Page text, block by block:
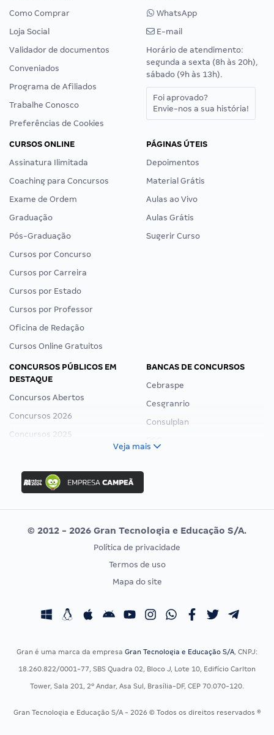
Como Comprar
Loja Social
Validador de documentos
Conveniados
Programa de Afiliados
Trabalhe Conosco
Preferências de Cookies
WhatsApp
E-mail
Horário de atendimento:
segunda a sexta (8h às 20h),
sábado (9h às 13h).
Foi aprovado?
Envie-nos a sua história!
CURSOS ONLINE
Assinatura Ilimitada
Coaching para Concursos
Exame de Ordem
Graduação
Pós-Graduação
Cursos por Concurso
Cursos por Carreira
Cursos por Estado
Cursos por Professor
Oficina de Redação
Cursos Online Gratuitos
PÁGINAS ÚTEIS
Depoimentos
Material Grátis
Aulas ao Vivo
Aulas Grátis
Sugerir Curso
CONCURSOS PÚBLICOS EM
DESTAQUE
Concursos Abertos
Concursos 2026
Concursos 2025
Concurso Ibama
Concurso MPU
Editais publicados
BANCAS DE CONCURSOS
Cebraspe
Cesgranrio
Consulplan
Vunesp
CONCURSOS POR PROFISSÃO
Concursos Fiscais
Residência Multiprofissional
EXAME DE ORDEM
Calendário OAB
Veja mais
© 2012 - 2026 Gran Tecnologia e Educação S/A.
Política de privacidade
Termos de uso
Mapa do site
Gran é uma marca da empresa Gran Tecnologia e Educação S/A, CNPJ:
18.260.822/0001-77, SBS Quadra 02, Bloco J, Lote 10, Edifício Carlton
Tower, Sala 201, 2º Andar, Asa Sul, Brasília-DF, CEP 70.070-120.
Gran Tecnologia e Educação S/A - 2026 © Todos os direitos reservados ®